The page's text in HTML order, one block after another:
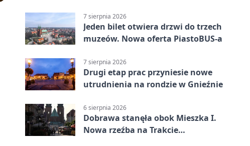
7 sierpnia 2026
Jeden bilet otwiera drzwi do trzech
muzeów. Nowa oferta PiastoBUS-a
7 sierpnia 2026
Drugi etap prac przyniesie nowe
utrudnienia na rondzie w Gnieźnie
6 sierpnia 2026
Dobrawa stanęła obok Mieszka I.
Nowa rzeźba na Trakcie